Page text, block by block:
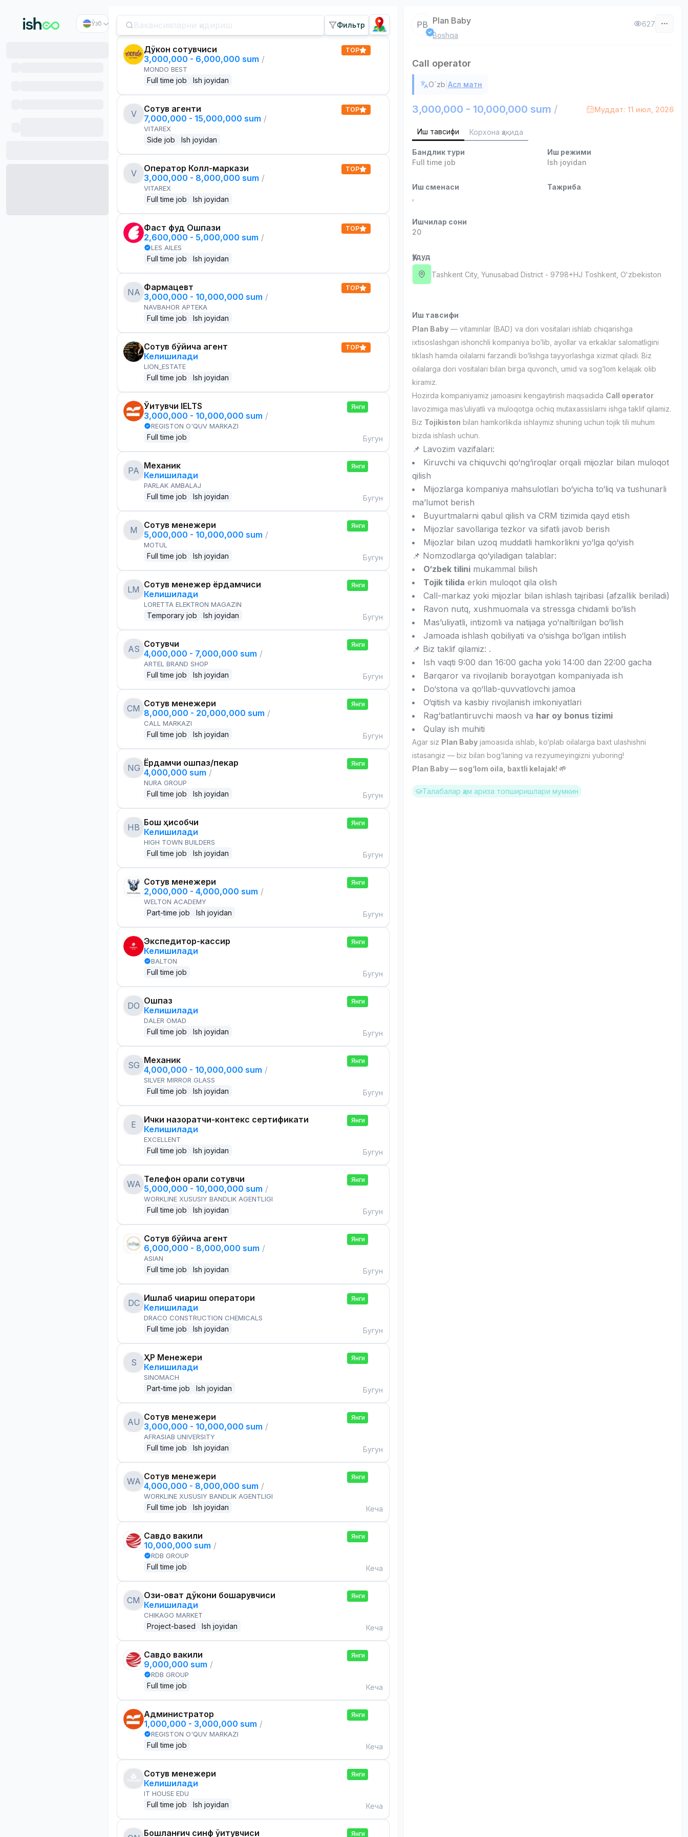
Ўзб Фильтр
Дўкон сотувчиси
3,000,000 - 6,000,000 sum /
MONDO BEST
Full time job Ish joyidan
TOP
V
Сотув агенти
7,000,000 - 15,000,000 sum /
VITAREX
Side job Ish joyidan
TOP
V
Оператор Колл-маркази
3,000,000 - 8,000,000 sum /
VITAREX
Full time job Ish joyidan
TOP
Фаст фуд Ошпази
2,600,000 - 5,000,000 sum /
LES AILES
Full time job Ish joyidan
TOP
NA Фармацевт
3,000,000 - 10,000,000 sum /
NAVBAHOR APTEKA
Full time job Ish joyidan
TOP
Сотув бўйича агент
Келишилади
LION_ESTATE
Full time job Ish joyidan
TOP
Ўқитувчи IELTS
3,000,000 - 10,000,000 sum /
REGISTON O'QUV MARKAZI
Full time job
Янги
Бугун
PA Механик
Келишилади
PARLAK AMBALAJ
Full time job Ish joyidan
Янги
Бугун
M
Сотув менежери
5,000,000 - 10,000,000 sum /
MOTUL
Full time job Ish joyidan
Янги
Бугун
LM Сотув менежер ёрдамчиси
Келишилади
LORETTA ELEKTRON MAGAZIN
Temporary job Ish joyidan
Янги
Бугун
AS Сотувчи
4,000,000 - 7,000,000 sum /
ARTEL BRAND SHOP
Full time job Ish joyidan
Янги
Бугун
CM Сотув менежери
8,000,000 - 20,000,000 sum /
CALL MARKAZI
Full time job Ish joyidan
Янги
Бугун
NG Ёрдамчи ошпаз/пекар
4,000,000 sum /
NURA GROUP
Full time job Ish joyidan
Янги
Бугун
HB Бош ҳисобчи
Келишилади
HIGH TOWN BUILDERS
Full time job Ish joyidan
Янги
Бугун
Сотув менежери
2,000,000 - 4,000,000 sum /
WELTON ACADEMY
Part-time job Ish joyidan
Янги
Бугун
Экспедитор-кассир
Келишилади
BALTON
Full time job
Янги
Бугун
DO Ошпаз
Келишилади
DALER OMAD
Full time job Ish joyidan
Янги
Бугун
SG Механик
4,000,000 - 10,000,000 sum /
SILVER MIRROR GLASS
Full time job Ish joyidan
Янги
Бугун
E
Ички назоратчи-контекс сертификати
Келишилади
EXCELLENT
Full time job Ish joyidan
Янги
Бугун
WA Телефон орқали сотувчи
5,000,000 - 10,000,000 sum /
WORKLINE XUSUSIY BANDLIK AGENTLIGI
Full time job Ish joyidan
Янги
Бугун
Сотув бўйича агент
6,000,000 - 8,000,000 sum /
ASIAN
Full time job Ish joyidan
Янги
Бугун
DC Ишлаб чиқариш оператори
Келишилади
DRACO CONSTRUCTION CHEMICALS
Full time job Ish joyidan
Янги
Бугун
S
ҲР Менежери
Келишилади
SINOMACH
Part-time job Ish joyidan
Янги
Бугун
AU Сотув менежери
3,000,000 - 10,000,000 sum /
AFRASIAB UNIVERSITY
Full time job Ish joyidan
Янги
Бугун
WA Сотув менежери
4,000,000 - 8,000,000 sum /
WORKLINE XUSUSIY BANDLIK AGENTLIGI
Full time job Ish joyidan
Янги
Кеча
Савдо вакили
10,000,000 sum /
RDB GROUP
Full time job
Янги
Кеча
CM Озиқ-овқат дўкони бошқарувчиси
Келишилади
CHIKAGO MARKET
Project-based Ish joyidan
Янги
Кеча
Савдо вакили
9,000,000 sum /
RDB GROUP
Full time job
Янги
Кеча
Администратор
1,000,000 - 3,000,000 sum /
REGISTON O'QUV MARKAZI
Full time job
Янги
Кеча
Сотув менежери
Келишилади
IT HOUSE EDU
Full time job Ish joyidan
Янги
Кеча
Бошланғич синф ўқитувчиси Янги
PB Plan Baby
Boshqa
627
Call operator
O`zb |Асл матн
3,000,000 - 10,000,000 sum / Муддат: 11 июл, 2026
Иш тавсифи Корхона ҳақида
Бандлик тури
Full time job
Иш режими
Ish joyidan
Иш сменаси
Тажриба
Ишчилар сони
20
Ҳудуд
Tashkent City, Yunusabad District - 9798+HJ Тоshkent, Oʻzbekiston
Иш тавсифи
Plan Baby — vitaminlar (BAD) va dori vositalari ishlab chiqarishga
ixtisoslashgan ishonchli kompaniya bo‘lib, ayollar va erkaklar salomatligini
tiklash hamda oilalarni farzandli bo‘lishga tayyorlashga xizmat qiladi. Biz
oilalarga dori vositalari bilan birga quvonch, umid va sog‘lom kelajak olib
kiramiz.
Hozirda kompaniyamiz jamoasini kengaytirish maqsadida Call operator
lavozimiga mas’uliyatli va muloqotga ochiq mutaxassislarni ishga taklif qilamiz.
Biz Tojikiston bilan hamkorlikda ishlaymiz shuning uchun tojik tili muhum
bizda ishlash uchun.
📌 Lavozim vazifalari:
Kiruvchi va chiquvchi qo‘ng‘iroqlar orqali mijozlar bilan muloqot
qilish
Mijozlarga kompaniya mahsulotlari bo‘yicha to‘liq va tushunarli
ma’lumot berish
Buyurtmalarni qabul qilish va CRM tizimida qayd etish
Mijozlar savollariga tezkor va sifatli javob berish
Mijozlar bilan uzoq muddatli hamkorlikni yo‘lga qo‘yish
📌 Nomzodlarga qo‘yiladigan talablar:
O‘zbek tilini mukammal bilish
Tojik tilida erkin muloqot qila olish
Call-markaz yoki mijozlar bilan ishlash tajribasi (afzallik beriladi)
Ravon nutq, xushmuomala va stressga chidamli bo‘lish
Mas’uliyatli, intizomli va natijaga yo‘naltirilgan bo‘lish
Jamoada ishlash qobiliyati va o‘sishga bo‘lgan intilish
📌 Biz taklif qilamiz: .
Ish vaqti 9:00 dan 16:00 gacha yoki 14:00 dan 22:00 gacha
Barqaror va rivojlanib borayotgan kompaniyada ish
Do‘stona va qo‘llab-quvvatlovchi jamoa
O‘qitish va kasbiy rivojlanish imkoniyatlari
Rag‘batlantiruvchi maosh va har oy bonus tizimi
Qulay ish muhiti
Agar siz Plan Baby jamoasida ishlab, ko‘plab oilalarga baxt ulashishni
istasangiz — biz bilan bog‘laning va rezyumeyingizni yuboring!
Plan Baby — sog‘lom oila, baxtli kelajak! 🌱
Талабалар ҳам ариза топширишлари мумкин